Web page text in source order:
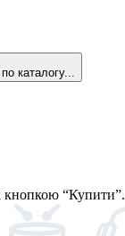
каталогу...
кнопкою “Купити”.